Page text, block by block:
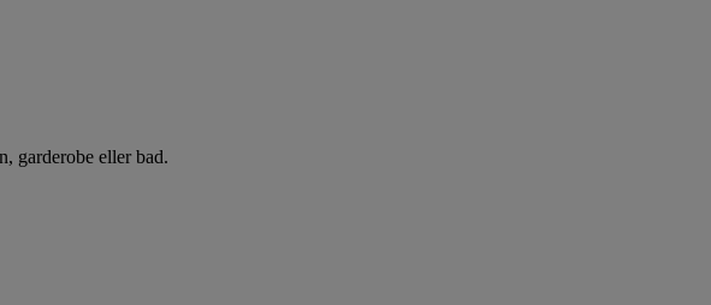
garderobe eller bad.